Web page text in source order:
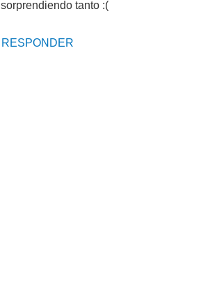
sorprendiendo tanto :(
RESPONDER